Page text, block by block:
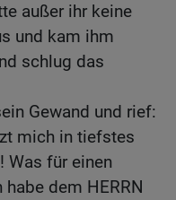
außer ihr keine
und kam ihm
schlug das
Gewand und rief:
mich in tiefstes
Was für einen
dem HERRN